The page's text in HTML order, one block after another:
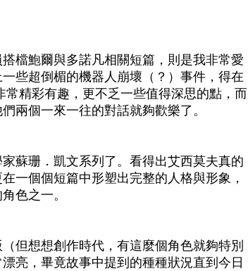
檔鮑爾與多諾凡相關短篇，則是我非常愛
些超倒楣的機器人崩壞（？）事件，得在
精彩有趣，更不乏一些值得深思的點，而
兩個一來一往的對話就夠歡樂了。
蘇珊．凱文系列了。看得出艾西莫夫真的
一個個短篇中形塑出完整的人格與形象，
色之一。
但想想創作時代，有這麼個角色就夠特別
亮，畢竟故事中提到的種種狀況直到今日